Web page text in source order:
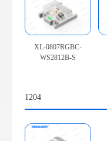
XL-0807RGBC-
WS2812B-S
1204